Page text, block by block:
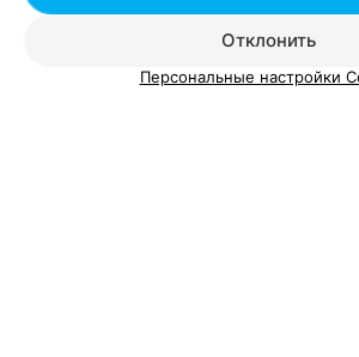
Отклонить
Персональные настройки